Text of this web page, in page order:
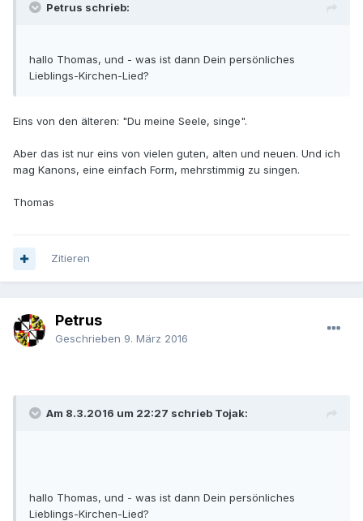
Petrus schrieb:
hallo Thomas, und - was ist dann Dein persönliches
Lieblings-Kirchen-Lied?
Eins von den älteren: "Du meine Seele, singe".
Aber das ist nur eins von vielen guten, alten und neuen. Und ich
mag Kanons, eine einfach Form, mehrstimmig zu singen.
Thomas
Zitieren
Petrus
Geschrieben 9. März 2016
Am 8.3.2016 um 22:27 schrieb Tojak:
hallo Thomas, und - was ist dann Dein persönliches
Lieblings-Kirchen-Lied?